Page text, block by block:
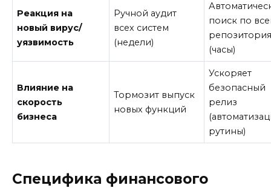
Реакция на
новый вирус/
уязвимость
Ручной аудит
всех систем
(недели)
поиск по
(часы)
Влияние на
скорость
бизнеса
Тормозит выпуск
новых функций
Ускоряет
безопасный
релиз
рутины)
Специфика финансового